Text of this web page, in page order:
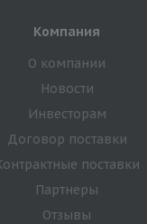
Компания
О компании
Новости
Инвесторам
Договор поставки
поставки
Партнеры
Отзывы